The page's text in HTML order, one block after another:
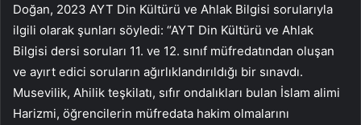
Doğan, 2023 AYT Din Kültürü ve Ahlak Bilgisi sorularıyla
ilgili olarak şunları söyledi: “AYT Din Kültürü ve Ahlak
Bilgisi dersi soruları 11. ve 12. sınıf müfredatından oluşan
ve ayırt edici soruların ağırlıklandırıldığı bir sınavdı.
Musevilik, Ahilik teşkilatı, sıfır ondalıkları bulan İslam alimi
Harizmi, öğrencilerin müfredata hakim olmalarını